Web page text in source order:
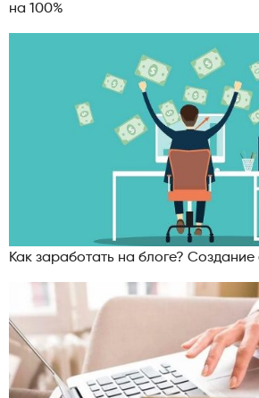
на 100%
Как заработать на блоге? Создание